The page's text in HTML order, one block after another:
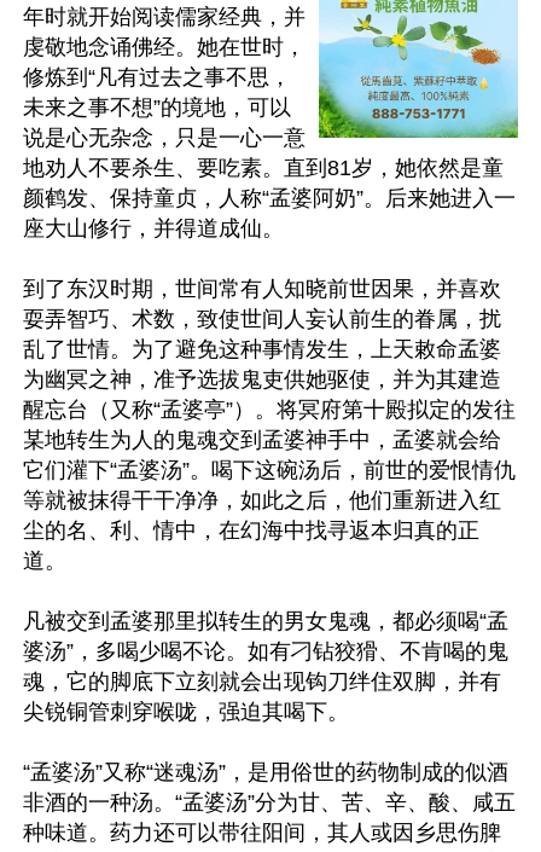
年时就开始阅读儒家经典，并
虔敬地念诵佛经。她在世时，
修炼到“凡有过去之事不思，
未来之事不想”的境地，可以
说是心无杂念，只是一心一意
地劝人不要杀生、要吃素。直到81岁，她依然是童
颜鹤发、保持童贞，人称“孟婆阿奶”。后来她进入一
座大山修行，并得道成仙。
到了东汉时期，世间常有人知晓前世因果，并喜欢
耍弄智巧、术数，致使世间人妄认前生的眷属，扰
乱了世情。为了避免这种事情发生，上天敕命孟婆
为幽冥之神，准予选拔鬼吏供她驱使，并为其建造
醒忘台（又称“孟婆亭”）。将冥府第十殿拟定的发往
某地转生为人的鬼魂交到孟婆神手中，孟婆就会给
它们灌下“孟婆汤”。喝下这碗汤后，前世的爱恨情仇
等就被抹得干干净净，如此之后，他们重新进入红
尘的名、利、情中，在幻海中找寻返本归真的正
道。
凡被交到孟婆那里拟转生的男女鬼魂，都必须喝“孟
婆汤”，多喝少喝不论。如有刁钻狡猾、不肯喝的鬼
魂，它的脚底下立刻就会出现钩刀绊住双脚，并有
尖锐铜管刺穿喉咙，强迫其喝下。
“孟婆汤”又称“迷魂汤”，是用俗世的药物制成的似酒
非酒的一种汤。“孟婆汤”分为甘、苦、辛、酸、咸五
种味道。药力还可以带往阳间，其人或因乡思伤脾